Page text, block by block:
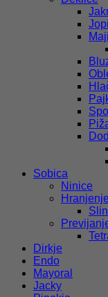
Sobica
Ninice
Hranjenje
Dirkje
Endo
Mayoral
Jacky